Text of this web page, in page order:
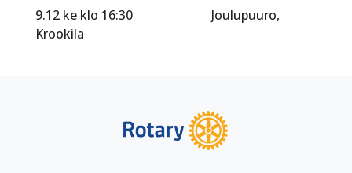
9.12 ke klo 16:30 Joulupuuro,
Krookila